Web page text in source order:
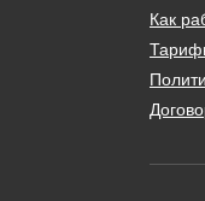
Как